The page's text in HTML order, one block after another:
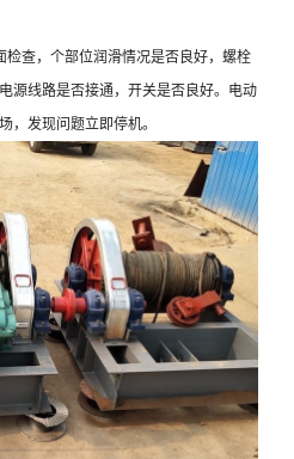
查，个部位润滑情况是否良好，螺栓
源线路是否接通，开关是否良好。电动
，发现问题立即停机。